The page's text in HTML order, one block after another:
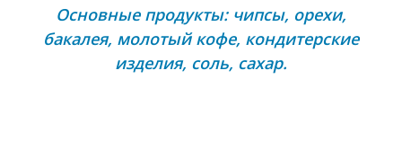
Основные продукты: чипсы, орехи,
бакалея, молотый кофе, кондитерские
изделия, соль, сахар.